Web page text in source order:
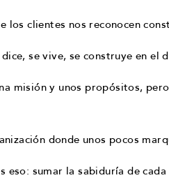
los clientes nos reconocen
se vive, se construye en el
misión y unos propósitos,
donde unos pocos
eso: sumar la sabiduría de